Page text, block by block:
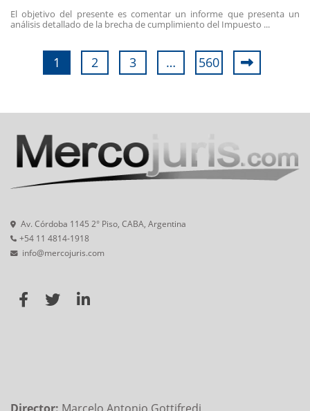
El objetivo del presente es comentar un informe que presenta un
análisis detallado de la brecha de cumplimiento del Impuesto ...
1 2 3 … 560
Av. Córdoba 1145 2° Piso, CABA, Argentina
+54 11 4814-1918
info@mercojuris.com